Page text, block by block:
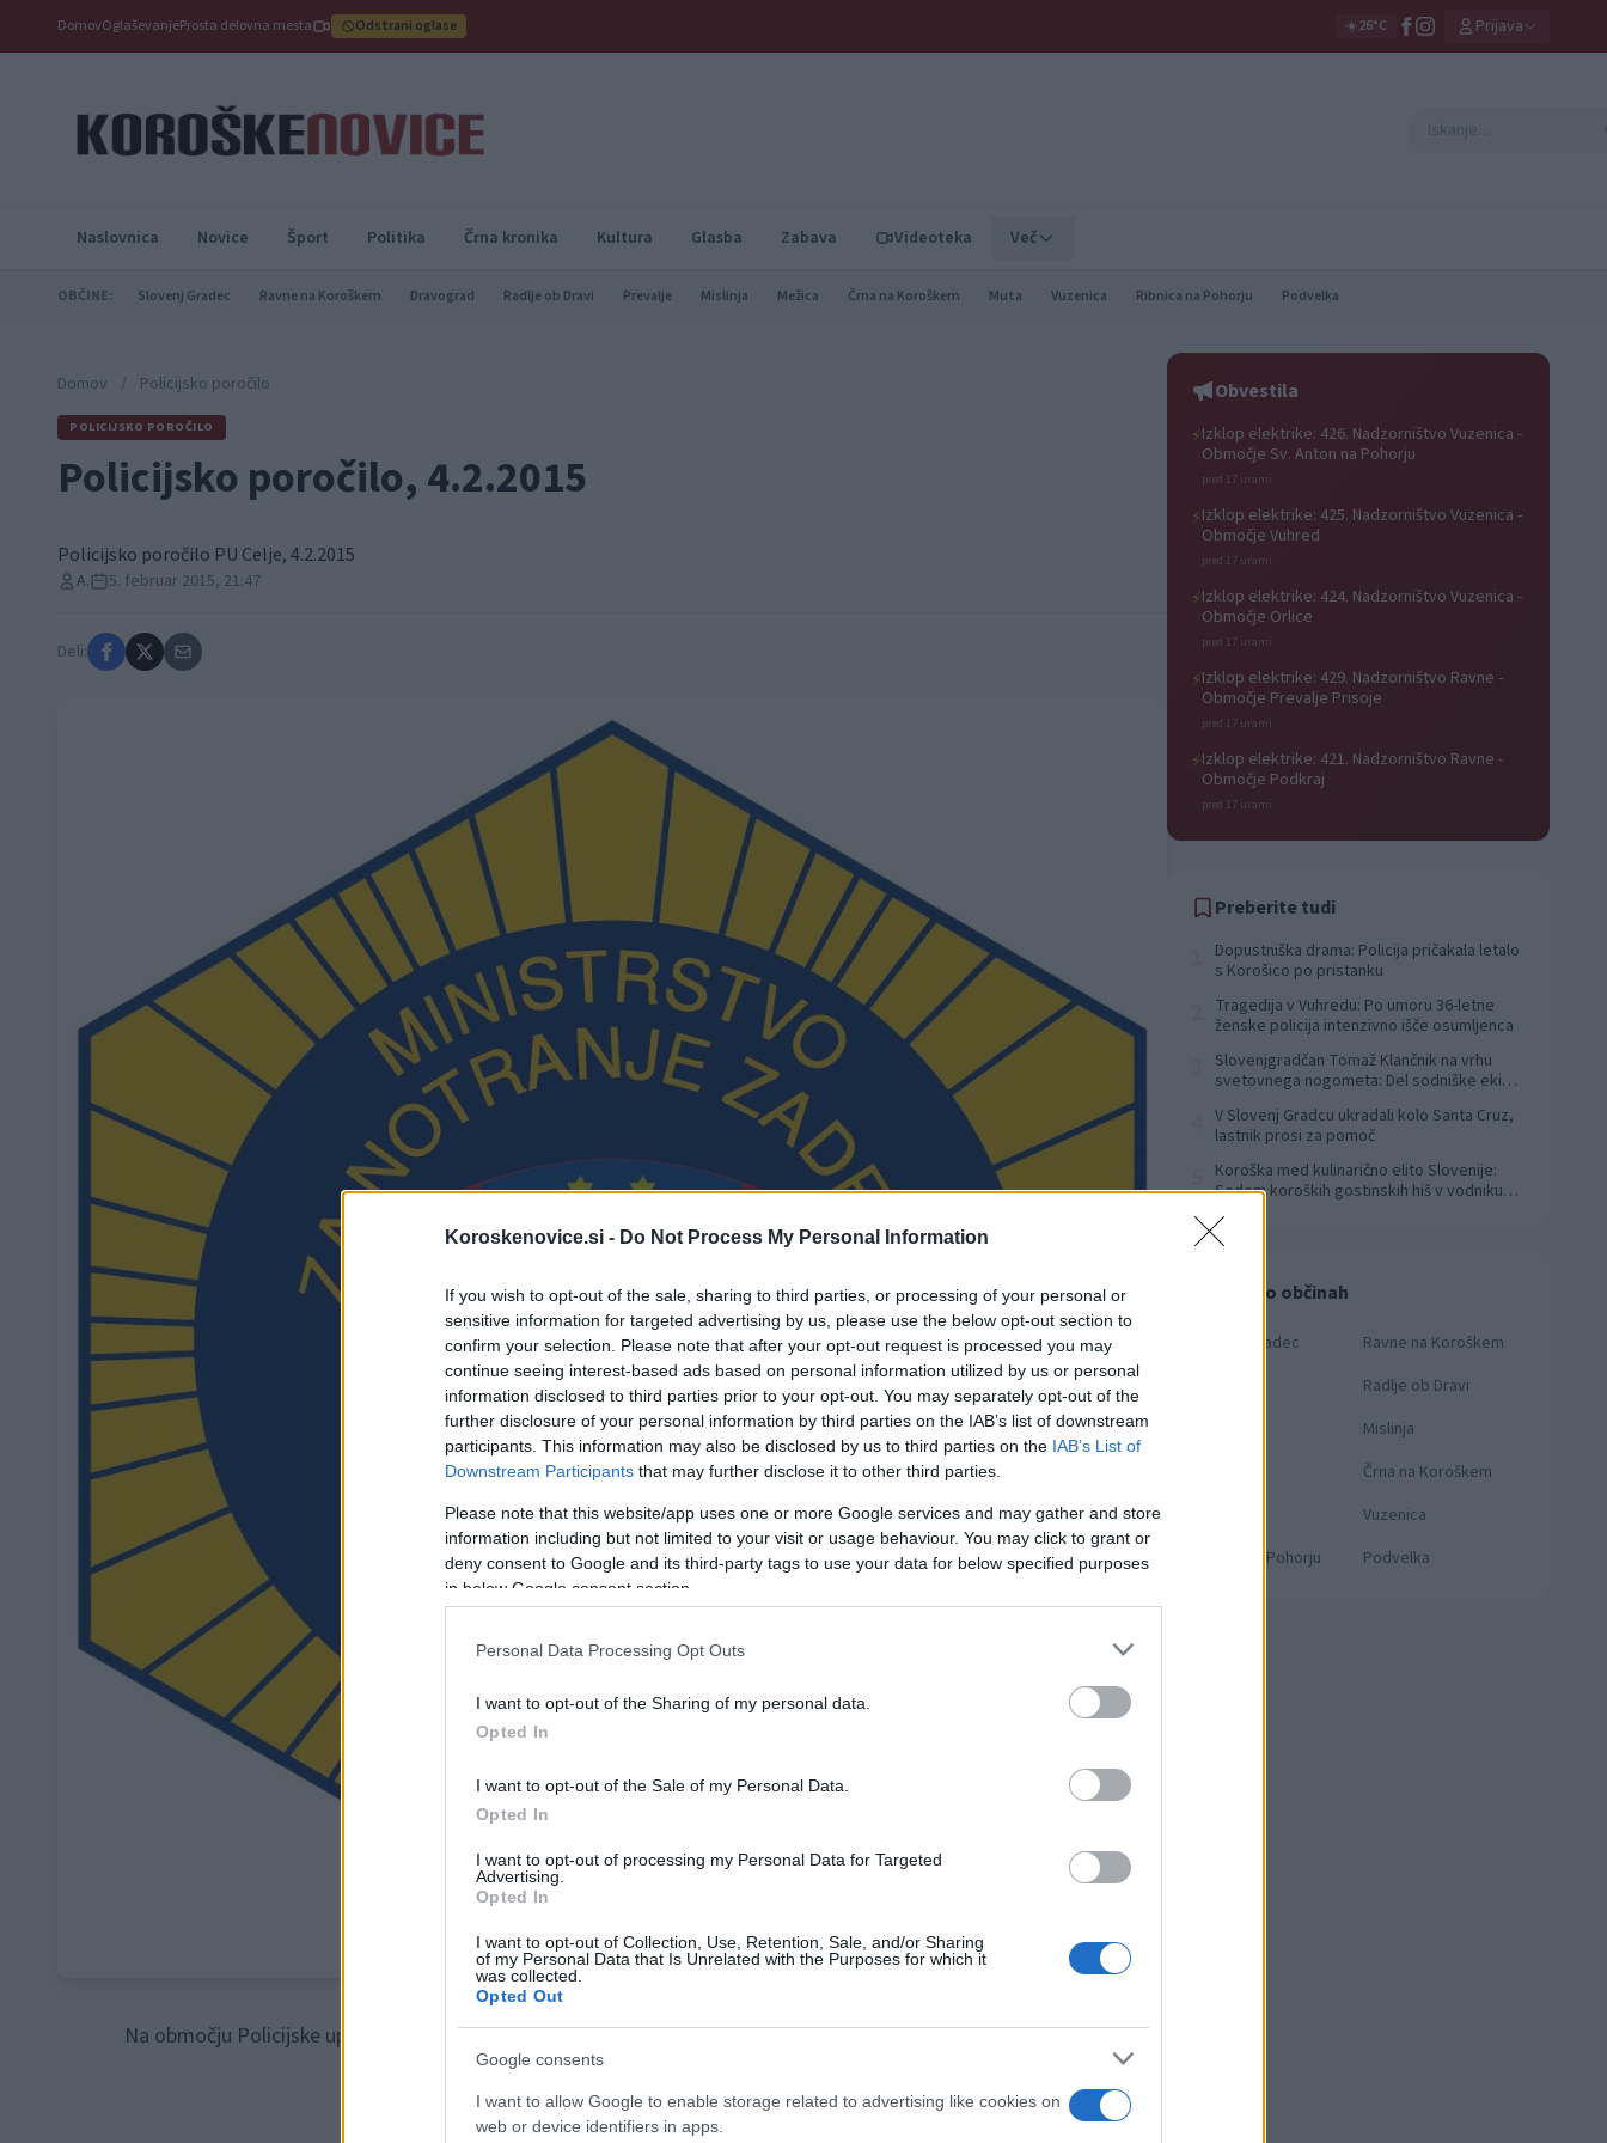
Koroskenovice.si - Do Not Process My Personal Information
If you wish to opt-out of the sale, sharing to third parties, or processing of your personal or
sensitive information for targeted advertising by us, please use the below opt-out section to
confirm your selection. Please note that after your opt-out request is processed you may
continue seeing interest-based ads based on personal information utilized by us or personal
information disclosed to third parties prior to your opt-out. You may separately opt-out of the
further disclosure of your personal information by third parties on the IAB’s list of downstream
participants. This information may also be disclosed by us to third parties on the IAB’s List of
Downstream Participants that may further disclose it to other third parties.
Please note that this website/app uses one or more Google services and may gather and store
information including but not limited to your visit or usage behaviour. You may click to grant or
deny consent to Google and its third-party tags to use your data for below specified purposes
in below Google consent section.
Personal Data Processing Opt Outs
I want to opt-out of the Sharing of my personal data.
Opted In
I want to opt-out of the Sale of my Personal Data.
Opted In
I want to opt-out of processing my Personal Data for Targeted
Advertising.
Opted In
I want to opt-out of Collection, Use, Retention, Sale, and/or Sharing
of my Personal Data that Is Unrelated with the Purposes for which it
was collected.
Opted Out
Google consents
I want to allow Google to enable storage related to advertising like cookies on
web or device identifiers in apps.
DomovOglaševanjeProsta delovna mesta Odstrani oglase ☀️26°C Prijava
Naslovnica Novice Šport Politika Črna kronika Kultura Glasba Zabava Videoteka Več
OBČINE: Slovenj Gradec Ravne na Koroškem Dravograd Radlje ob Dravi Prevalje Mislinja Mežica Črna na Koroškem Muta Vuzenica Ribnica na Pohorju Podvelka
Domov / Policijsko poročilo
POLICIJSKO POROČILO
Policijsko poročilo, 4.2.2015
Policijsko poročilo PU Celje, 4.2.2015
A. 5. februar 2015, 21:47
Deli:
Na območju Policijske uprave Celje je bilo v zadnjih 24 urah izredno mirno.
Obvestila
⚡Izklop elektrike: 426. Nadzorništvo Vuzenica -
Območje Sv. Anton na Pohorju
pred 17 urami
⚡Izklop elektrike: 425. Nadzorništvo Vuzenica -
Območje Vuhred
pred 17 urami
⚡Izklop elektrike: 424. Nadzorništvo Vuzenica -
Območje Orlice
pred 17 urami
⚡Izklop elektrike: 429. Nadzorništvo Ravne -
Območje Prevalje Prisoje
pred 17 urami
⚡Izklop elektrike: 421. Nadzorništvo Ravne -
Območje Podkraj
pred 17 urami
Preberite tudi
Dopustniška drama: Policija pričakala letalo
s Korošico po pristanku
Tragedija v Vuhredu: Po umoru 36-letne
ženske policija intenzivno išče osumljenca
Slovenjgradčan Tomaž Klančnik na vrhu
svetovnega nogometa: Del sodniške ekipe
V Slovenj Gradcu ukradali kolo Santa Cruz,
lastnik prosi za pomoč
Koroška med kulinarično elito Slovenije:
Sedem koroških gostinskih hiš v vodniku
Falstaff 2026
Novice po občinah
Slovenj Gradec
Ravne na Koroškem
Radlje ob Dravi
Mislinja
Črna na Koroškem
Vuzenica
Ribnica na Pohorju
Podvelka